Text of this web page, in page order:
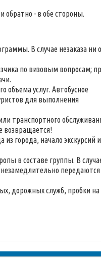
обратно - в обе стороны.
В случае незаказа ни
по визовым вопросам;
объема услуг. Автобусное
для выполнения
транспортного
возвращается!
города, начало экскурсий и
в составе группы. В
передаются
дорожных служб, пробки на